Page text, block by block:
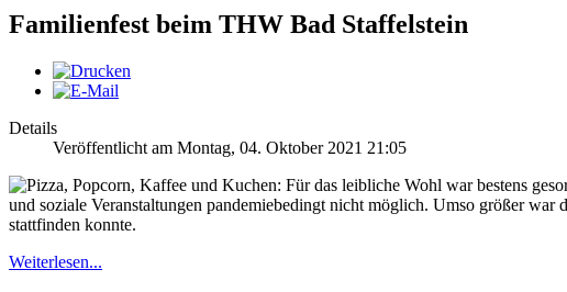
Familienfest beim THW Bad Staffelstein
Details
Veröffentlicht am Montag, 04. Oktober 2021 21:05
und soziale Veranstaltungen pandemiebedingt nicht möglich. Umso größer
stattfinden konnte.
Weiterlesen...